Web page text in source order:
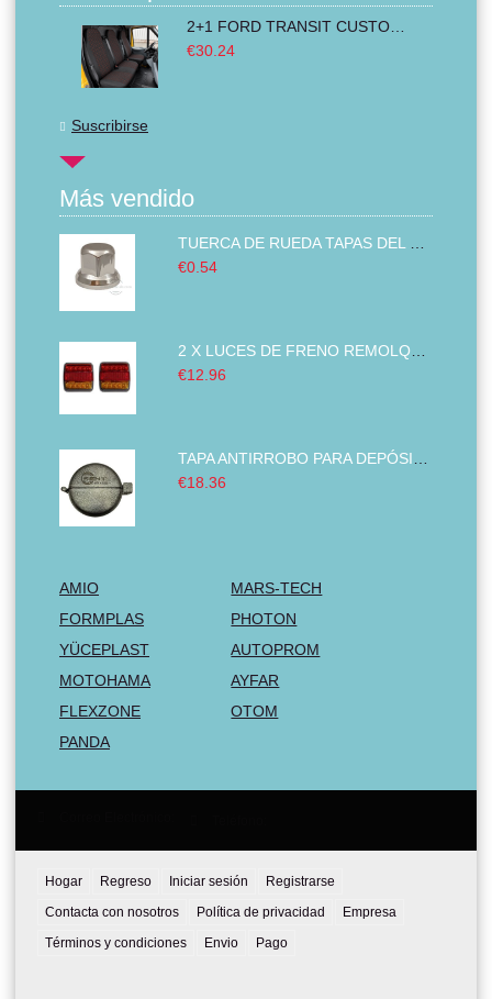
2+1 FORD TRANSIT CUSTOM 2000-2014 MK6 MK7 Cubre Asientos Furgoneta Camioneta Negro Rojo Textil
€30.24
Suscribirse
Más vendido
TUERCA DE RUEDA TAPAS DEL PERNO DE LLANTA PLÁSTICO ABS CROMADO 32MM
€0.54
2 X LUCES DE FRENO REMOLQUE, LUZ PILOTO CAMIONES, IZQUIERDA DERECHA BUS VAN 14 LED 12V
€12.96
TAPA ANTIRROBO PARA DEPÓSITO DE DOMBUSTIBLE DIESEL CUBRIR PARA CAMIONES TRACTORES EXCAVADORAS 80 MM
€18.36
AMIO
MARS-TECH
FORMPLAS
PHOTON
YÜCEPLAST
AUTOPROM
MOTOHAMA
AYFAR
FLEXZONE
OTOM
PANDA
Hogar Regreso Iniciar sesión
Registrarse
Contacta con nosotros
Política de privacidad
Empresa
Términos y condiciones
Envio Pago